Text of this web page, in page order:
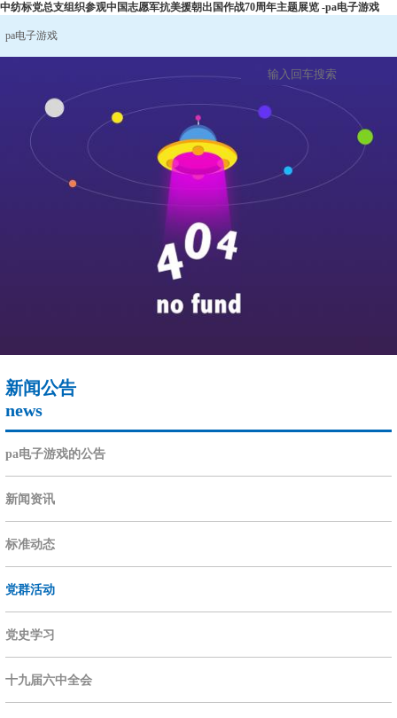
中纺标党总支组织参观中国志愿军抗美援朝出国作战70周年主题展览 -pa电子游戏
pa电子游戏
新闻公告
news
pa电子游戏的公告
新闻资讯
标准动态
党群活动
党史学习
十九届六中全会